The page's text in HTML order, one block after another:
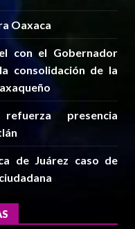
Oaxaca
con el Gobernador
consolidación de la
presencia
de Juárez caso de